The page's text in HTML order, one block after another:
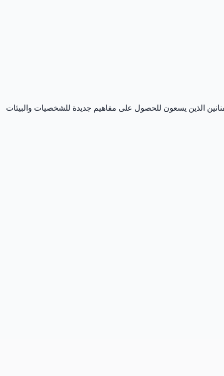
الذين يسعون للحصول على مفاهيم جديدة للشخصيات والبيئات